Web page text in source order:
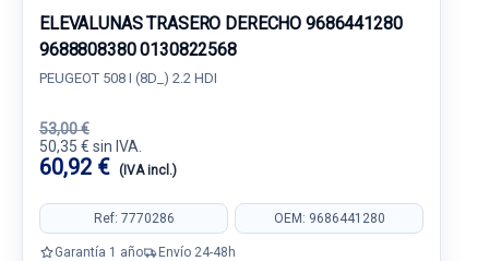
ELEVALUNAS TRASERO DERECHO 9686441280
9688808380 0130822568
PEUGEOT 508 I (8D_) 2.2 HDI
53,00 €
50,35 € sin IVA.
60,92 € (IVA incl.)
Ref: 7770286 OEM: 9686441280
Garantía 1 año Envío 24-48h